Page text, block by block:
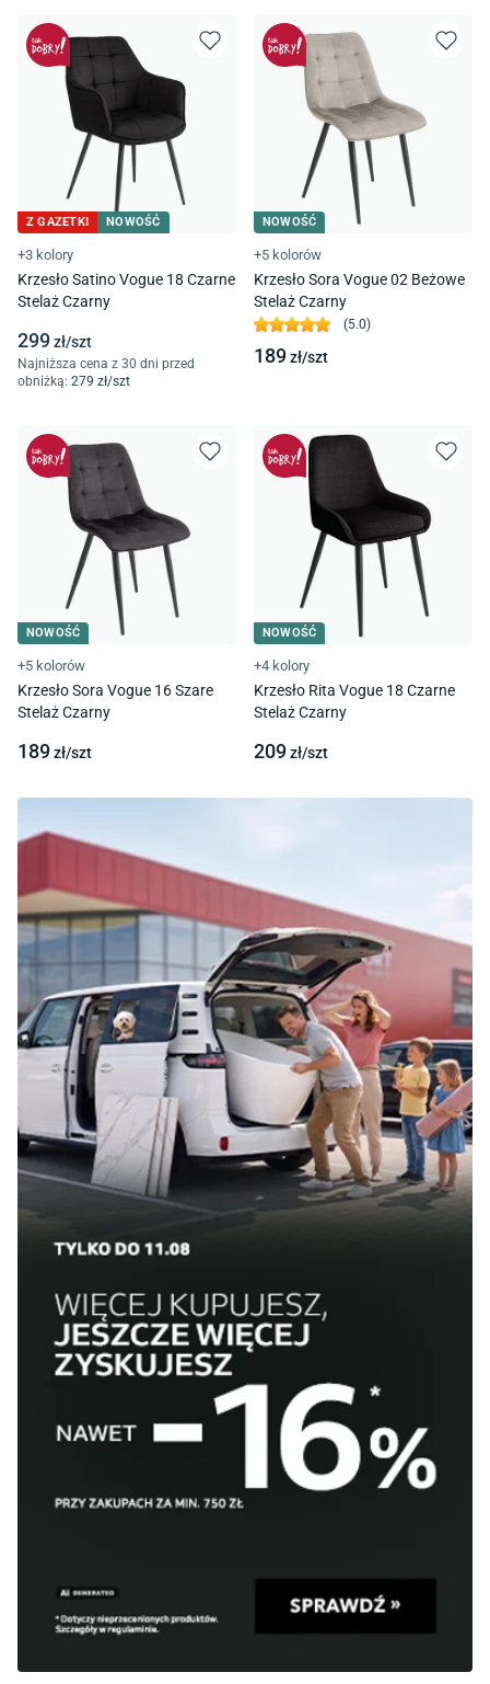
Z GAZETKI NOWOŚĆ
+3 kolory
Krzesło Satino Vogue 18 Czarne
Stelaż Czarny
299zł/szt
Najniższa cena z 30 dni przed
obniżką: 279 zł/szt
NOWOŚĆ
+5 kolorów
Krzesło Sora Vogue 02 Beżowe
Stelaż Czarny
(5.0)
189zł/szt
NOWOŚĆ
+5 kolorów
Krzesło Sora Vogue 16 Szare
Stelaż Czarny
189zł/szt
NOWOŚĆ
+4 kolory
Krzesło Rita Vogue 18 Czarne
Stelaż Czarny
209zł/szt